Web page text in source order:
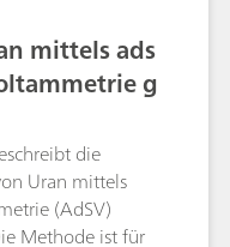
mittels ads
g
die
Uran mittels
(AdSV)
Methode ist für